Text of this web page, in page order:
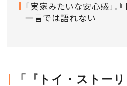
FOLLOW US
「実家みたいな安心感」。『
一言では語れない
「『トイ・ストー